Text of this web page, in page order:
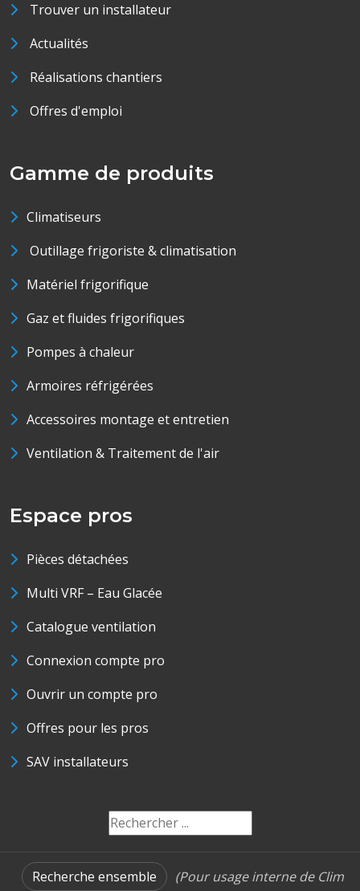
Trouver un installateur
Actualités
Réalisations chantiers
Offres d'emploi
Gamme de produits
Climatiseurs
Outillage frigoriste & climatisation
Matériel frigorifique
Gaz et fluides frigorifiques
Pompes à chaleur
Armoires réfrigérées
Accessoires montage et entretien
Ventilation & Traitement de l'air
Espace pros
Pièces détachées
Multi VRF – Eau Glacée
Catalogue ventilation
Connexion compte pro
Ouvrir un compte pro
Offres pour les pros
SAV installateurs
Recherche ensemble (Pour usage interne de Clim